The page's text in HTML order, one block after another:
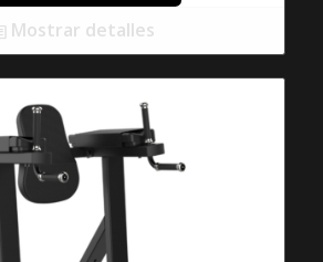
Mostrar detalles